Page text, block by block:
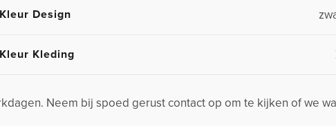
Kleur Design
Kleur Kleding
Neem bij spoed gerust contact op om te kijken of we